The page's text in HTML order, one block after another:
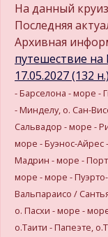
На данный
Последняя
Архивная
путешествие на
17.05.2027 (132 н.)
- Барселона - море -
- Минделу, о. Сан-
Сальвадор - море -
море - Буэнос-Айрес
Мадрин - море -
море - море -
Вальпараисо /
о. Пасхи - море -
о.Таити - Папеэте,